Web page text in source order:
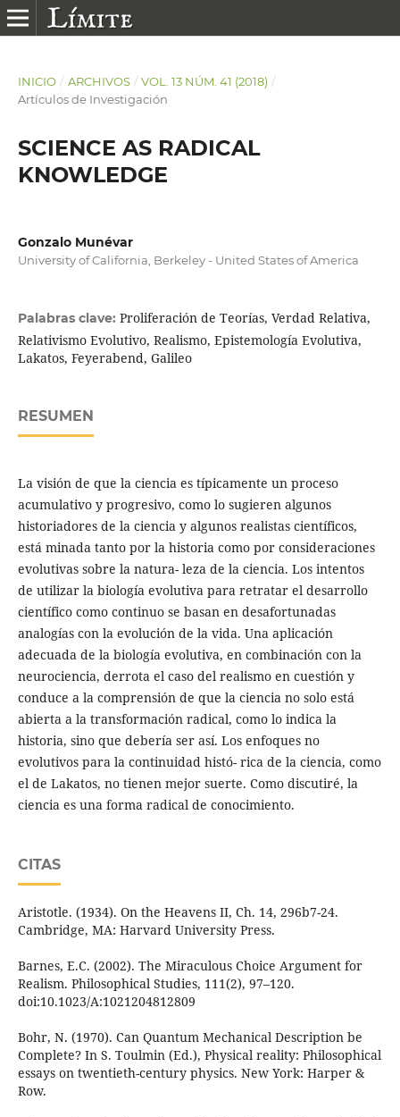
INICIO / ARCHIVOS / VOL. 13 NÚM. 41 (2018) /
Artículos de Investigación
SCIENCE AS RADICAL
KNOWLEDGE
Gonzalo Munévar
University of California, Berkeley - United States of America
Palabras clave: Proliferación de Teorías, Verdad Relativa,
Relativismo Evolutivo, Realismo, Epistemología Evolutiva,
Lakatos, Feyerabend, Galileo
RESUMEN
La visión de que la ciencia es típicamente un proceso
acumulativo y progresivo, como lo sugieren algunos
historiadores de la ciencia y algunos realistas científicos,
está minada tanto por la historia como por consideraciones
evolutivas sobre la natura- leza de la ciencia. Los intentos
de utilizar la biología evolutiva para retratar el desarrollo
científico como continuo se basan en desafortunadas
analogías con la evolución de la vida. Una aplicación
adecuada de la biología evolutiva, en combinación con la
neurociencia, derrota el caso del realismo en cuestión y
conduce a la comprensión de que la ciencia no solo está
abierta a la transformación radical, como lo indica la
historia, sino que debería ser así. Los enfoques no
evolutivos para la continuidad histó- rica de la ciencia, como
el de Lakatos, no tienen mejor suerte. Como discutiré, la
ciencia es una forma radical de conocimiento.
CITAS
Aristotle. (1934). On the Heavens II, Ch. 14, 296b7-24.
Cambridge, MA: Harvard University Press.
Barnes, E.C. (2002). The Miraculous Choice Argument for
Realism. Philosophical Studies, 111(2), 97–120.
doi:10.1023/A:1021204812809
Bohr, N. (1970). Can Quantum Mechanical Description be
Complete? In S. Toulmin (Ed.), Physical reality: Philosophical
essays on twentieth-century physics. New York: Harper &
Row.